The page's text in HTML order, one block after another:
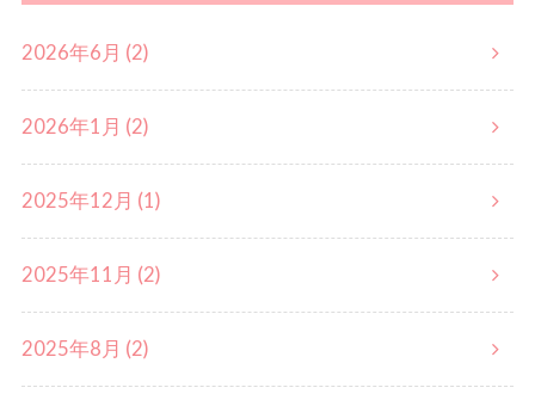
2026年6月 (2)
2026年1月 (2)
2025年12月 (1)
2025年11月 (2)
2025年8月 (2)